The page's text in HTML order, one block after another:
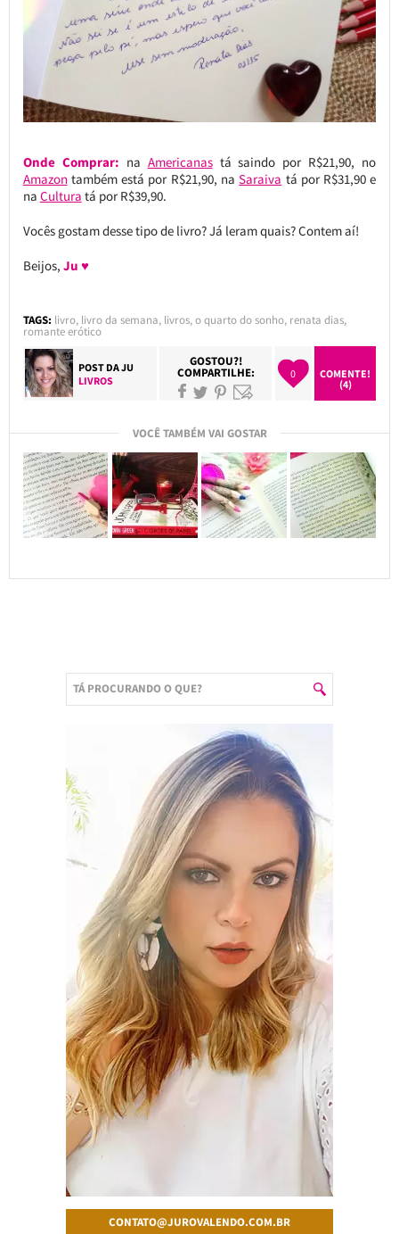
Onde Comprar: na Americanastá saindo por R$21,90, no
Amazon também está por R$21,90, naSaraiva tá por R$31,90 e
na Cultura tá por R$39,90.
Vocês gostam desse tipo de livro? Já leram quais? Contem aí!
Beijos, Ju ♥
TAGS: livro, livro da semana, livros,o quarto do sonho, renata dias,
romante erótico
POST DAJU
LIVROS
GOSTOU?!
COMPARTILHE: 0
COMENTE!
(4)
VOCÊ TAMBÉM VAI GOSTAR
CONTATO@JUROVALENDO.COM.BR